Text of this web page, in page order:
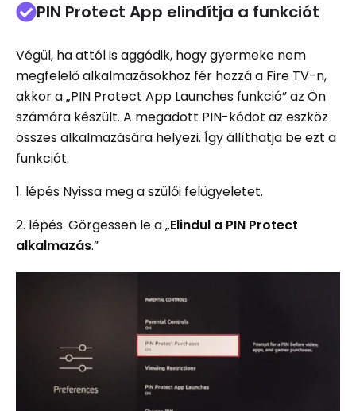
PIN Protect App elindítja a funkciót
Végül, ha attól is aggódik, hogy gyermeke nem
megfelelő alkalmazásokhoz fér hozzá a Fire TV-n,
akkor a „PIN Protect App Launches funkció” az Ön
számára készült. A megadott PIN-kódot az eszköz
összes alkalmazására helyezi. Így állíthatja be ezt a
funkciót.
1. lépés Nyissa meg a szülői felügyeletet.
2. lépés. Görgessen le a „Elindul a PIN Protect
alkalmazás.”